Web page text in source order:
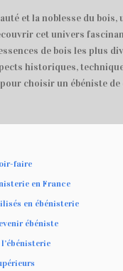
et la noblesse du
cet univers
de bois les plus
historiques,
choisir un ébéniste de
faire
en France
en ébénisterie
ébéniste